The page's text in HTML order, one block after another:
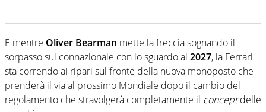
E mentre Oliver Bearman mette la freccia sognando il
sorpasso sul connazionale con lo sguardo al 2027, la Ferrari
sta correndo ai ripari sul fronte della nuova monoposto che
prenderà il via al prossimo Mondiale dopo il cambio del
regolamento che stravolgerà completamente il conceptdelle